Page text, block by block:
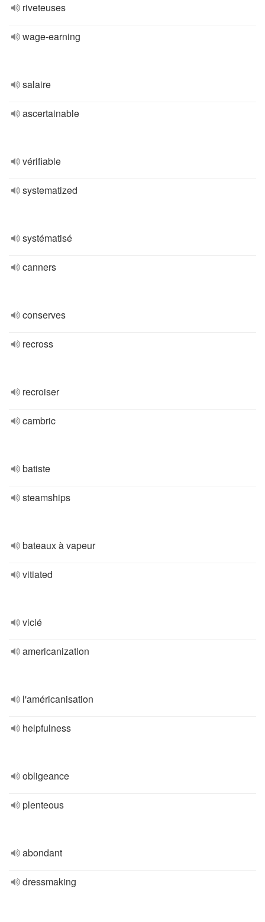
riveteuses
wage-earning
salaire
ascertainable
vérifiable
systematized
systématisé
canners
conserves
recross
recroiser
cambric
batiste
steamships
bateaux à vapeur
vitiated
vicié
americanization
l'américanisation
helpfulness
obligeance
plenteous
abondant
dressmaking